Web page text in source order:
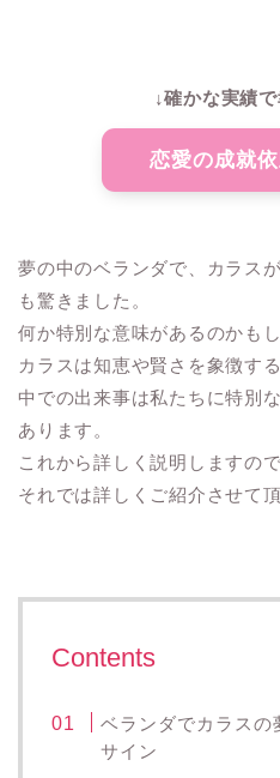
↓確かな実績
恋愛の成就
夢の中のベランダで、カラス
も驚きました。
何か特別な意味があるのかも
カラスは知恵や賢さを象徴す
中での出来事は私たちに特別
あります。
これから詳しく説明しますの
それでは詳しくご紹介させて頂
Contents
ベランダでカラスの
サイン